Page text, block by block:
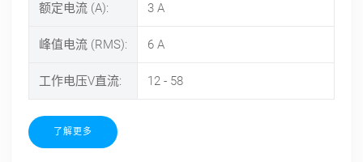
额定电流 (A): 3 A
峰值电流 (RMS): 6 A
工作电压V直流: 12 - 58
了解更多